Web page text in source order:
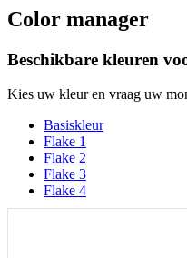
Color manager
Beschikbare kleuren
Kies uw kleur en vraag uw
Basiskleur
Flake 1
Flake 2
Flake 3
Flake 4